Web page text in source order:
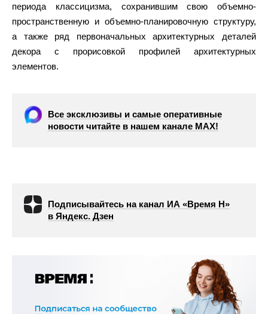
периода классицизма, сохранившим свою объемно-
пространственную и объемно-планировочную структуру,
а также ряд первоначальных архитектурных деталей
декора с прорисовкой профилей архитектурных
элементов.
Все эксклюзивы и самые оперативные
новости читайте в нашем канале МАХ!
Подписывайтесь на канал ИА «Время Н»
в Яндекс. Дзен